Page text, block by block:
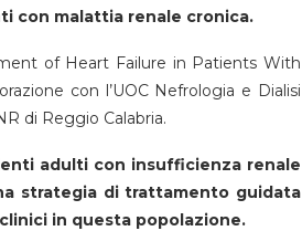
con malattia renale cronica.
of Heart Failure in Patients With
con l’UOC Nefrologia e Dialisi
di Reggio Calabria.
adulti con insufficienza renale
strategia di trattamento guidata
in questa popolazione.